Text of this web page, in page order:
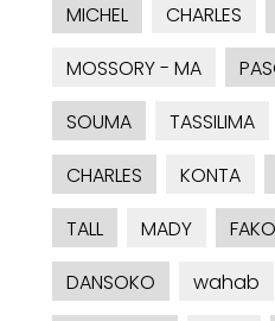
MICHEL
CHARLES
MOSSORY - MA
SOUMA
TASSILIMA
CHARLES
KONTA
TALL
MADY
DANSOKO
wahab